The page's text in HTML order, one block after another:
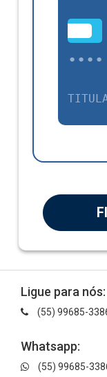
Ligue para nós:
(55) 99685-
Whatsapp:
(55) 99685-